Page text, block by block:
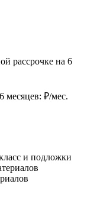
рассрочке на 6
месяцев: ₽/мес.
и подложки